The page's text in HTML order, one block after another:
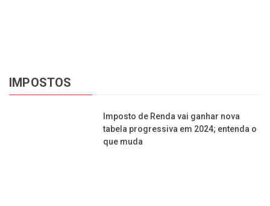
IMPOSTOS
Imposto de Renda vai ganhar nova
tabela progressiva em 2024; entenda o
que muda